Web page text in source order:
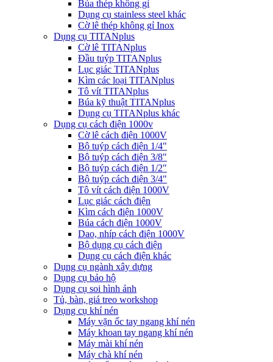
Búa thép không gỉ
Dụng cụ stainless steel khác
Cờ lê thép không gỉ Inox
Dụng cụ TITANplus
Cờ lê TITANplus
Đầu tuýp TITANplus
Lục giác TITANplus
Kìm các loại TITANplus
Tô vít TITANplus
Búa kỹ thuật TITANplus
Dụng cụ TITANplus khác
Dụng cụ cách điện 1000v
Cờ lê cách điện 1000V
Bộ tuýp cách điện 1/4"
Bộ tuýp cách điện 3/8"
Bộ tuýp cách điện 1/2"
Bộ tuýp cách điện 3/4"
Tô vít cách điện 1000V
Lục giác cách điện
Kìm cách điện 1000V
Búa cách điện 1000V
Dao, nhíp cách điện 1000V
Bộ dụng cụ cách điện
Dụng cụ cách điện khác
Dụng cụ ngành xây dựng
Dụng cụ bảo hộ
Dụng cụ soi hình ảnh
Tủ, bàn, giá treo workshop
Dụng cụ khí nén
Máy vặn ốc tay ngang khí nén
Máy khoan tay ngang khí nén
Máy mài khí nén
Máy chà khí nén